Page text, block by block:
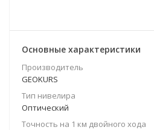
Основные характеристики
Производитель
GEOKURS
Тип нивелира
Оптический
Точность на 1 км двойного хода